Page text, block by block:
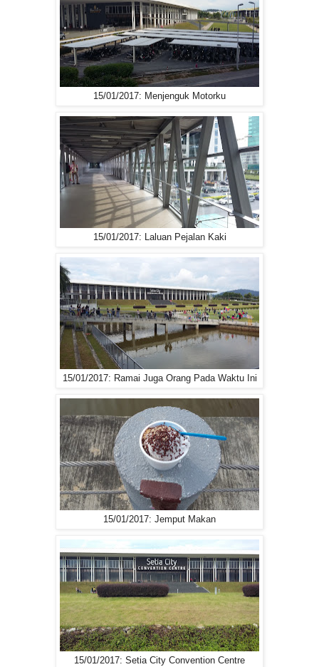
15/01/2017: Menjenguk Motorku
15/01/2017: Laluan Pejalan Kaki
15/01/2017: Ramai Juga Orang Pada Waktu Ini
15/01/2017: Jemput Makan
15/01/2017: Setia City Convention Centre